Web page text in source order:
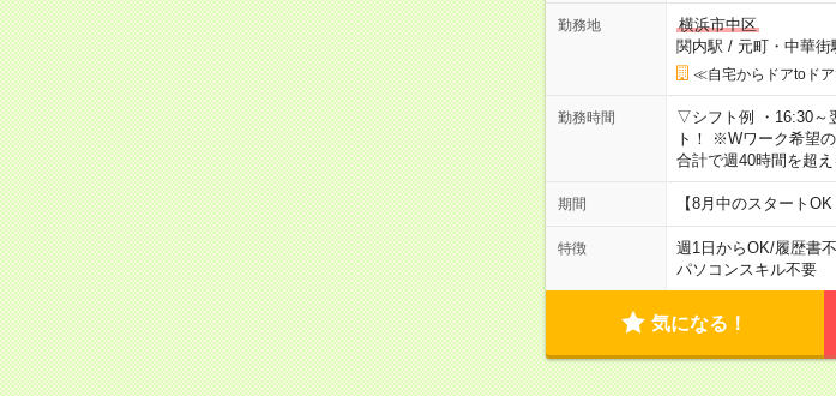
勤務地
横浜市中区
関内駅 / 元町・中華街
≪自宅からドアtoド
勤務時間
▽シフト例 ・16:30～
ト！ ※Wワーク希望
合計で週40時間を超え
期間 【8月中のスタート
特徴 週1日からOK/履歴書
パソコンスキル不要
気になる！